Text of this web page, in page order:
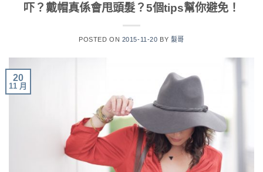
吓？戴帽真係會甩頭髮？5個tips幫你避免！
POSTED ON 2015-11-20 BY 髮哥
20
11 月